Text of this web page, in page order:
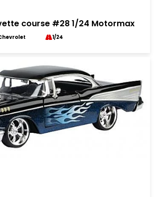
course #28 1/24 Motormax
1/24